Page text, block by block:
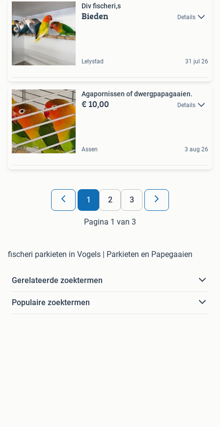
Div fischeri,s
Bieden Details
Lelystad 31 jul 26
Agapornissen of dwergpapagaaien.
€ 10,00 Details
Assen 3 aug 26
1 2 3
Pagina 1 van 3
fischeri parkieten in Vogels | Parkieten en Papegaaien
Gerelateerde zoektermen
Populaire zoektermen